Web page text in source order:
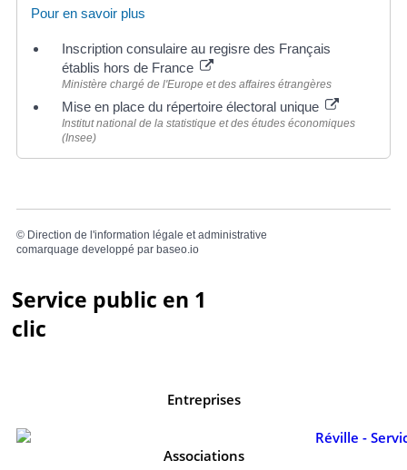
Pour en savoir plus
Inscription consulaire au regisre des Français
établis hors de France
Ministère chargé de l'Europe et des affaires étrangères
Mise en place du répertoire électoral unique
Institut national de la statistique et des études économiques
(Insee)
© Direction de l'information légale et administrative
comarquage developpé par baseo.io
Service public en 1
clic
Entreprises
Associations